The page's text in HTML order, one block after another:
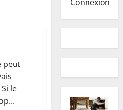
peut
le
Connexion